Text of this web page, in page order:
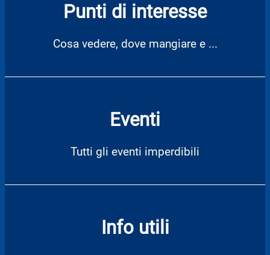
Punti di interesse
Cosa vedere, dove mangiare e ...
Eventi
Tutti gli eventi imperdibili
Info utili